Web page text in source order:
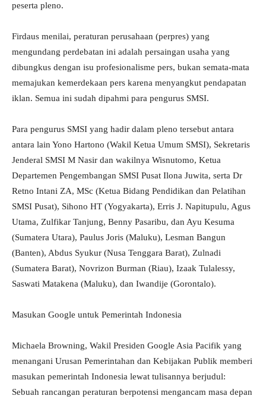
peserta pleno.
Firdaus menilai, peraturan perusahaan (perpres) yang
mengundang perdebatan ini adalah persaingan usaha yang
dibungkus dengan isu profesionalisme pers, bukan semata-mata
memajukan kemerdekaan pers karena menyangkut pendapatan
iklan. Semua ini sudah dipahmi para pengurus SMSI.
Para pengurus SMSI yang hadir dalam pleno tersebut antara
antara lain Yono Hartono (Wakil Ketua Umum SMSI), Sekretaris
Jenderal SMSI M Nasir dan wakilnya Wisnutomo, Ketua
Departemen Pengembangan SMSI Pusat Ilona Juwita, serta Dr
Retno Intani ZA, MSc (Ketua Bidang Pendidikan dan Pelatihan
SMSI Pusat), Sihono HT (Yogyakarta), Erris J. Napitupulu, Agus
Utama, Zulfikar Tanjung, Benny Pasaribu, dan Ayu Kesuma
(Sumatera Utara), Paulus Joris (Maluku), Lesman Bangun
(Banten), Abdus Syukur (Nusa Tenggara Barat), Zulnadi
(Sumatera Barat), Novrizon Burman (Riau), Izaak Tulalessy,
Saswati Matakena (Maluku), dan Iwandije (Gorontalo).
Masukan Google untuk Pemerintah Indonesia
Michaela Browning, Wakil Presiden Google Asia Pacifik yang
menangani Urusan Pemerintahan dan Kebijakan Publik memberi
masukan pemerintah Indonesia lewat tulisannya berjudul:
Sebuah rancangan peraturan berpotensi mengancam masa depan